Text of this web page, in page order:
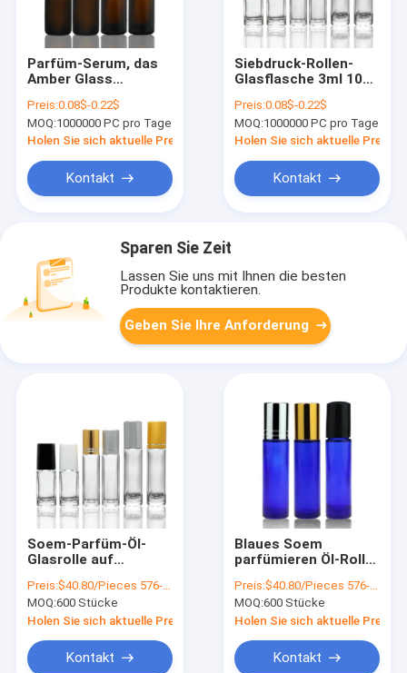
Parfüm-Serum, das
Amber Glass
8ml mit Rollen-Ball-
Kappe verpackt
Preis:0.08$-0.22$
MOQ:1000000 PC pro Tage
Holen Sie sich aktuelle Preis
Kontakt
Siebdruck-Rollen-
Glasflasche 3ml 10ml
Preis:0.08$-0.22$
MOQ:1000000 PC pro Tage
Holen Sie sich aktuelle Preis
Kontakt
Sparen Sie Zeit
Lassen Sie uns mit Ihnen die besten
Produkte kontaktieren.
Geben Sie Ihre Anforderung
Soem-Parfüm-Öl-
Glasrolle auf
Überwurfmutter-
Rollen-Ball-Flasche
Preis:$40.80/Pieces 576-5759 Pieces
MOQ:600 Stücke
Holen Sie sich aktuelle Preis
Kontakt
Blaues Soem
parfümieren Öl-Rolle
Flasche der
Flaschen-
Überwurfmutter-
10ml
Preis:$40.80/Pieces 576-5759 Pieces
MOQ:600 Stücke
Holen Sie sich aktuelle Preis
Kontakt